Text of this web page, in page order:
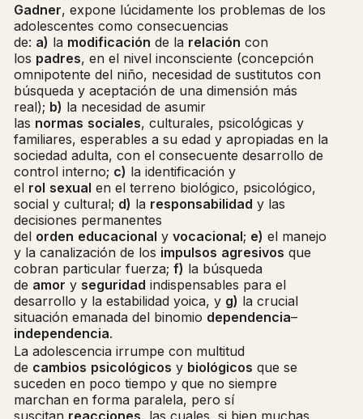
Gadner, expone lúcidamente los problemas de los
adolescentes como consecuencias
de: a) la modificación de la relación con
los padres, en el nivel inconsciente (concepción
omnipotente del niño, necesidad de sustitutos con
búsqueda y aceptación de una dimensión más
real); b) la necesidad de asumir
las normas sociales, culturales, psicológicas y
familiares, esperables a su edad y apropiadas en la
sociedad adulta, con el consecuente desarrollo de
control interno; c) la identificación y
el rol sexual en el terreno biológico, psicológico,
social y cultural; d) la responsabilidad y las
decisiones permanentes
del orden educacional yvocacional; e) el manejo
y la canalización de los impulsos agresivos que
cobran particular fuerza;f) la búsqueda
de amor y seguridad indispensables para el
desarrollo y la estabilidad yoica, y g) la crucial
situación emanada del binomio dependencia–
independencia.
La adolescencia irrumpe con multitud
de cambios psicológicos y biológicos que se
suceden en poco tiempo y que no siempre
marchan en forma paralela, pero sí